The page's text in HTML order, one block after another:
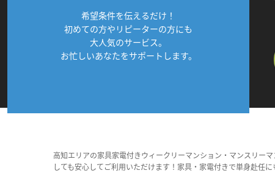
希望条件を伝えるだけ！
初めての方やリピーターの方にも
大人気のサービス。
お忙しいあなたをサポートします。
高知エリアの家具家電付きウィークリーマンション・マンスリー
しても安心してご利用いただけます！家具・家電付きで単身赴任に